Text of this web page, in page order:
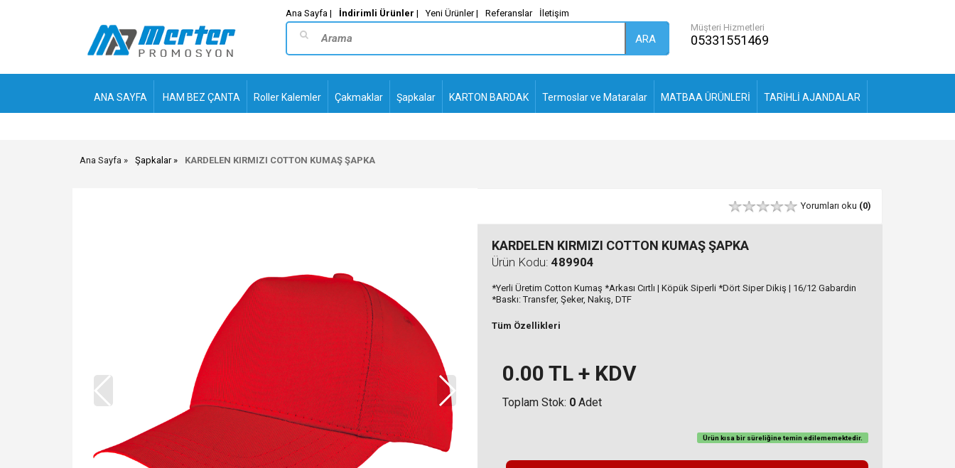
Ana Sayfa | İndirimli Ürünler | Yeni Ürünler | Referanslar İletişim
ARA
Müşteri Hizmetleri
05331551469
ANA SAYFA HAM BEZ ÇANTA Roller Kalemler Çakmaklar Şapkalar KARTON BARDAK Termoslar ve Mataralar MATBAA ÜRÜNLERİ TARİHLİ AJANDALAR
Ana Sayfa Şapkalar KARDELEN KIRMIZI COTTON KUMAŞ ŞAPKA
Yorumları oku (0)
KARDELEN KIRMIZI COTTON KUMAŞ ŞAPKA
Ürün Kodu: 489904
*Yerli Üretim Cotton Kumaş *Arkası Cırtlı | Köpük Siperli *Dört Siper Dikiş | 16/12 Gabardin
*Baskı: Transfer, Şeker, Nakış, DTF
Tüm Özellikleri
0.00 TL + KDV
Toplam Stok: 0 Adet
Ürün kısa bir süreliğine teminedilememektedir.